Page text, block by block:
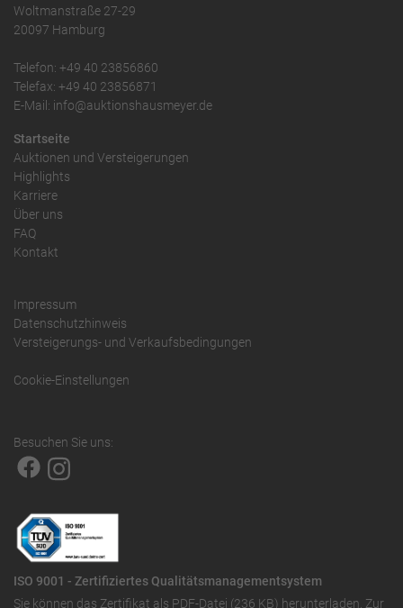
Woltmanstraße 27-29
20097 Hamburg
Telefon: +49 40 23856860
Telefax: +49 40 23856871
E-Mail: info@auktionshausmeyer.de
Startseite
Auktionen und Versteigerungen
Highlights
Karriere
Über uns
FAQ
Kontakt
Impressum
Datenschutzhinweis
Versteigerungs- und Verkaufsbedingungen
Cookie-Einstellungen
Besuchen Sie uns:
ISO 9001 - Zertifiziertes Qualitätsmanagementsystem
Sie können das Zertifikat als PDF-Datei (236 KB) herunterladen. Zur